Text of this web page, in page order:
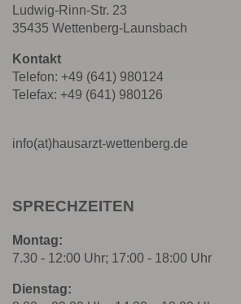
Ludwig-Rinn-Str. 23
35435 Wettenberg-Launsbach
Kontakt
Telefon: +49 (641) 980124
Telefax: +49 (641) 980126
info(at)hausarzt-wettenberg.de
SPRECHZEITEN
Montag:
7.30 - 12:00 Uhr; 17:00 - 18:00 Uhr
Dienstag: